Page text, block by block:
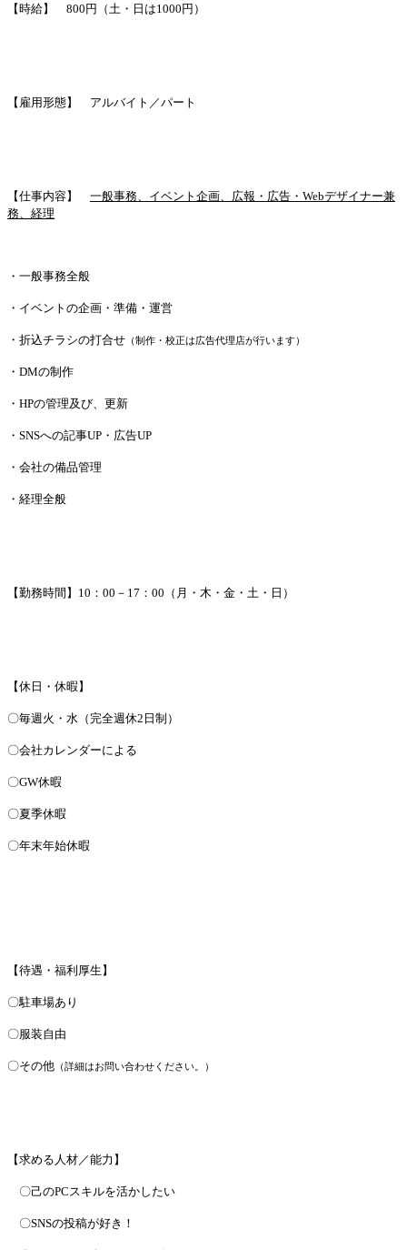
【時給】 800円（土・日は1000円）
【雇用形態】 アルバイト／パート
【仕事内容】 一般事務、イベント企画、広報 ・ 広告・ Webデザイナー兼
務、経理
・一般事務全般
・イベントの企画・準備・運営
・折込チラシの打合せ （制作・校正は広告代理店が行います）
・DMの制作
・HPの管理及び、更新
・SNSへの記事UP・広告UP
・会社の備品管理
・経理全般
【勤務時間】10：00－17：00（月・木・金・土・日）
【休日・休暇】
〇毎週火・水（完全週休2日制）
〇会社カレンダーによる
〇GW休暇
〇夏季休暇
〇年末年始休暇
【待遇・福利厚生】
〇駐車場あり
〇服装自由
〇その他 （詳細はお問い合わせください。）
【求める人材／能力】
〇己のPCスキルを活かしたい
〇SNSの投稿が好き！